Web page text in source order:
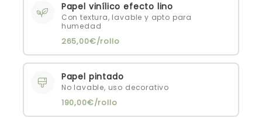
Papel vinílico efecto lino
Con textura, lavable y apto para
humedad
265,00€/rollo
Papel pintado
No lavable, uso decorativo
190,00€/rollo